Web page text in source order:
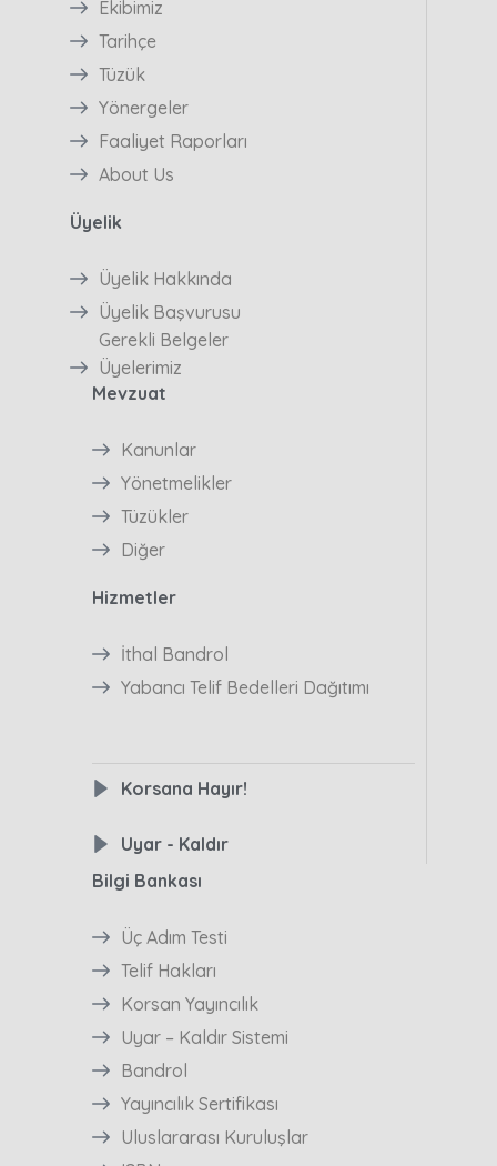
Ekibimiz
Tarihçe
Tüzük
Yönergeler
Faaliyet Raporları
About Us
Üyelik
Üyelik Hakkında
Üyelik Başvurusu
Gerekli Belgeler
Üyelerimiz
Mevzuat
Kanunlar
Yönetmelikler
Tüzükler
Diğer
Hizmetler
İthal Bandrol
Yabancı Telif Bedelleri Dağıtımı
Korsana Hayır!
Uyar - Kaldır
Bilgi Bankası
Üç Adım Testi
Telif Hakları
Korsan Yayıncılık
Uyar – Kaldır Sistemi
Bandrol
Yayıncılık Sertifikası
Uluslararası Kuruluşlar